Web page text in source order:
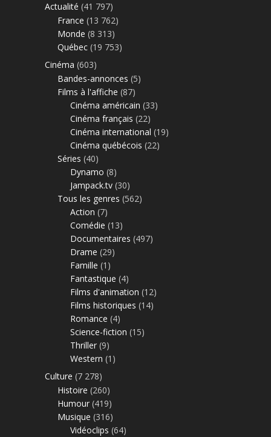
Actualité (41 797)
France (13 762)
Monde (8 313)
Québec (19 753)
Cinéma (603)
Bandes-annonces (5)
Films à l'affiche (87)
Cinéma américain (33)
Cinéma français (22)
Cinéma international (19)
Cinéma québécois (22)
Séries (40)
Dynamo (8)
Jampack.tv (30)
Tous les genres (562)
Action (7)
Comédie (13)
Documentaires (497)
Drame (29)
Famille (1)
Fantastique (4)
Films d'animation (12)
Films historiques (14)
Romance (4)
Science-fiction (15)
Thriller (9)
Western (1)
Culture (7 278)
Histoire (260)
Humour (419)
Musique (316)
Vidéoclips (64)